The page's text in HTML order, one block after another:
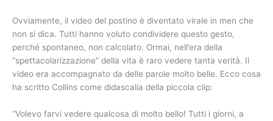
Ovviamente, il video del postino è diventato virale in men che
non si dica. Tutti hanno voluto condividere questo gesto,
perché spontaneo, non calcolato. Ormai, nell’era della
“spettacolarizzazione” della vita è raro vedere tanta verità. Il
video era accompagnato da delle parole molto belle. Ecco cosa
ha scritto Collins come didascalia della piccola clip:
“Volevo farvi vedere qualcosa di molto bello! Tutti i giorni, a